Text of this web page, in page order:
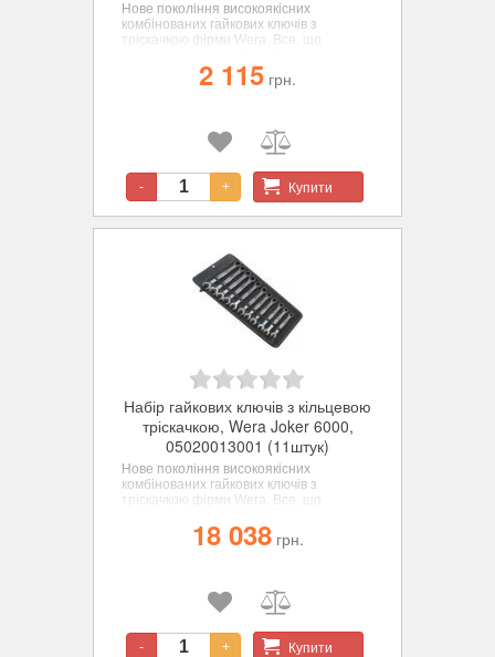
Нове покоління високоякісних
комбінованих гайкових ключів з
тріскачкою фірми Wera. Все, що
багато більше - швидше, краще,
красивіше - прямо-таки справжній
2 115 грн.
- + Купити
Набір гайкових ключів з кільцевою
тріскачкою, Wera Joker 6000,
05020013001 (11штук)
Нове покоління високоякісних
комбінованих гайкових ключів з
тріскачкою фірми Wera. Все, що
багато більше - швидше, краще,
красивіше - прямо-таки справжній
18 038грн.
- + Купити